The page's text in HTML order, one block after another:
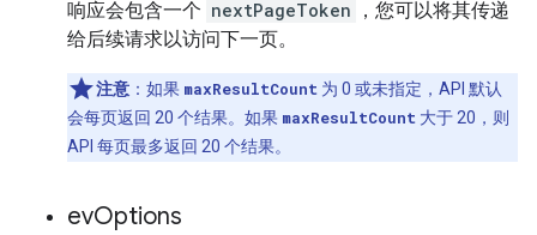
响应会包含一个 nextPageToken
，您可以将其传递
给后续请求以访问下一页。
注意 ：如果 maxResultCount 为 0 或未指定，API 默认
会每页返回 20 个结果。如果 maxResultCount 大于 20，则
API 每页最多返回 20 个结果。
evOptions